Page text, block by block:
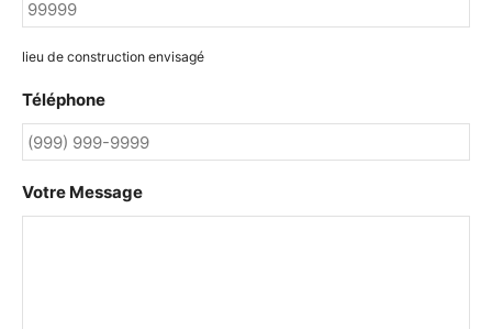
lieu de construction envisagé
Téléphone
Votre Message